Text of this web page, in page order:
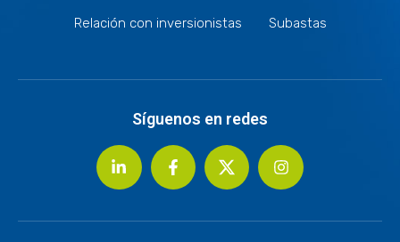
Relación con inversionistas
Subastas
Síguenos en redes